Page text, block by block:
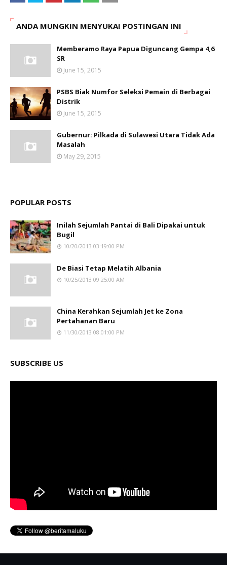
ANDA MUNGKIN MENYUKAI POSTINGAN INI
Memberamo Raya Papua Diguncang Gempa 4,6
SR
June 15, 2015
PSBS Biak Numfor Seleksi Pemain di Berbagai
Distrik
June 15, 2015
Gubernur: Pilkada di Sulawesi Utara Tidak Ada
Masalah
May 29, 2015
POPULAR POSTS
Inilah Sejumlah Pantai di Bali Dipakai untuk
Bugil
10/20/2013 03:19:00 PM
De Biasi Tetap Melatih Albania
10/25/2013 09:25:00 AM
China Kerahkan Sejumlah Jet ke Zona
Pertahanan Baru
11/30/2013 08:01:00 PM
SUBSCRIBE US